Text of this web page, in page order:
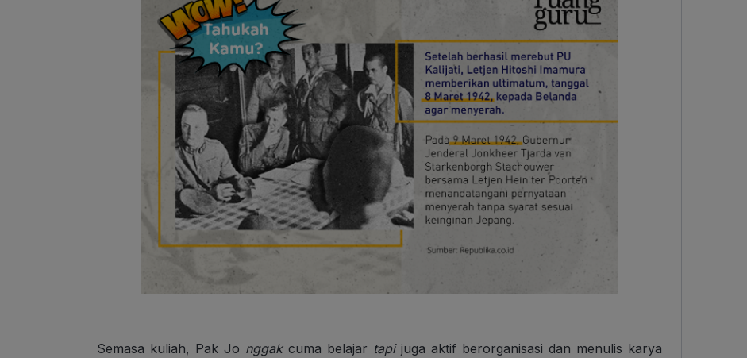
Semasa kuliah, Pak Jo nggakcuma belajar tapijuga aktif berorganisasi dan menulis karya